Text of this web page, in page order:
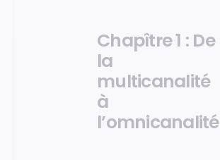
Chapître 1 : De
la
multicanalité
à
l’omnicanalité